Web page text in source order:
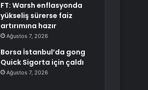
FT: Warsh enflasyonda
yükseliş sürerse faiz
artırımına hazır
Ağustos 7, 2026
Borsa İstanbul’da gong
Quick Sigorta için çaldı
Ağustos 7, 2026